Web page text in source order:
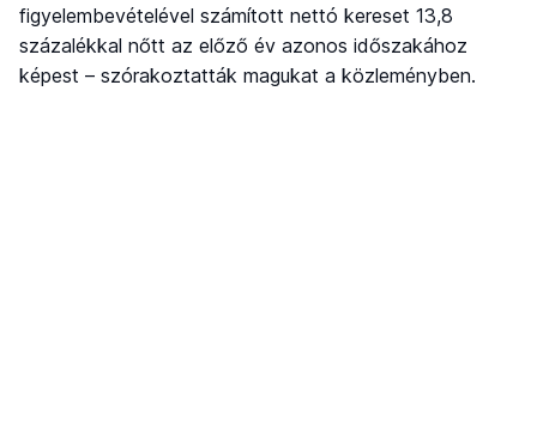
figyelembevételével számított nettó kereset 13,8
százalékkal nőtt az előző év azonos időszakához
képest – szórakoztatták magukat a közleményben.